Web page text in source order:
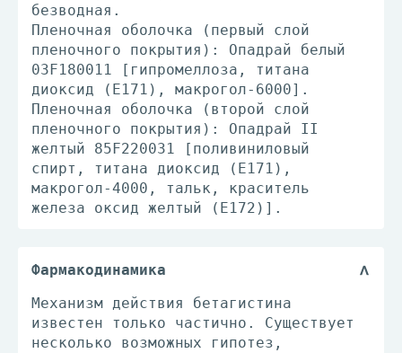
безводная.
Пленочная оболочка (первый слой
пленочного покрытия): Опадрай белый
03F180011 [гипромеллоза, титана
диоксид (Е171), макрогол-6000].
Пленочная оболочка (второй слой
пленочного покрытия): Опадрай II
желтый 85F220031 [поливиниловый
спирт, титана диоксид (Е171),
макрогол-4000, тальк, краситель
железа оксид желтый (Е172)].
Фармакодинамика
Механизм действия бетагистина
известен только частично. Существует
несколько возможных гипотез,